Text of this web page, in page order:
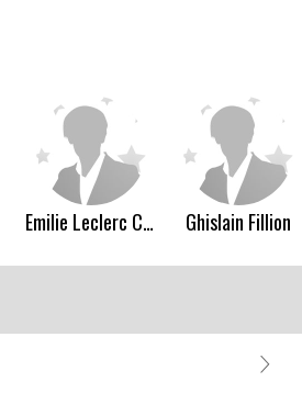
Emilie Leclerc CÃ´tÃ© Ghislain Fillion